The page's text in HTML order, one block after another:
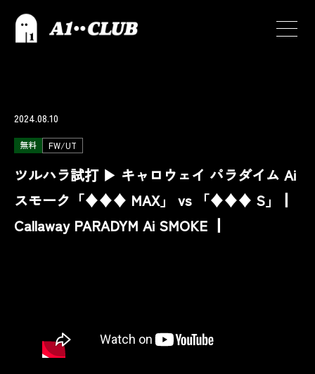
2024.08.10
無料 FW/UT
ツルハラ試打 ▶ キャロウェイ パラダイム Ai
スモーク「♦︎♦︎♦︎ MAX」 vs 「♦︎♦︎♦︎ S」┃
Callaway PARADYM Ai SMOKE ┃